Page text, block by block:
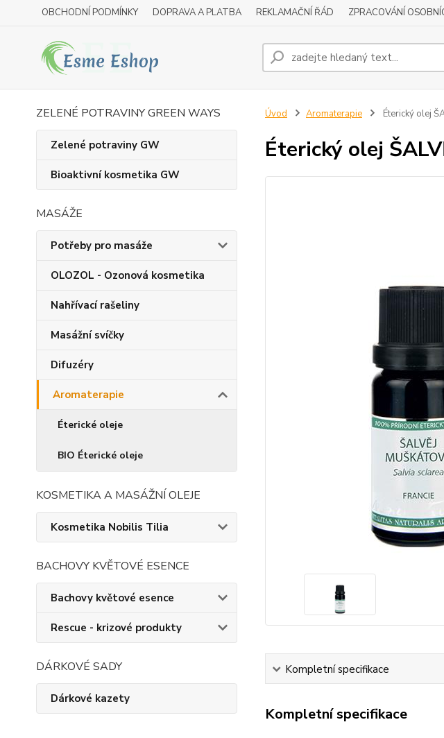
OBCHODNÍ PODMÍNKY DOPRAVA A PLATBA REKLAMAČNÍ ŘÁD ZPRACOVÁNÍ
ZELENÉ POTRAVINY GREEN WAYS
Zelené potraviny GW
Bioaktivní kosmetika GW
MASÁŽE
Potřeby pro masáže
OLOZOL - Ozonová kosmetika
Nahřívací rašeliny
Masážní svíčky
Difuzéry
Aromaterapie
Éterické oleje
BIO Éterické oleje
KOSMETIKA A MASÁŽNÍ OLEJE
Kosmetika Nobilis Tilia
BACHOVY KVĚTOVÉ ESENCE
Bachovy květové esence
Rescue - krizové produkty
DÁRKOVÉ SADY
Dárkové kazety
Úvod Aromaterapie Éterický olej
Éterický olej
Kompletní specifikace
Kompletní specifikace